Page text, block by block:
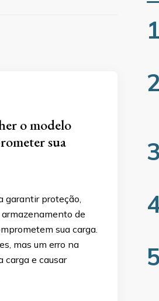
o modelo
sua
garantir proteção,
de
sua carga.
mas um erro na
carga e causar